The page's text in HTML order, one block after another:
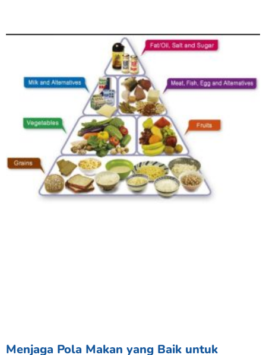
Menjaga Pola Makan yang Baik untuk